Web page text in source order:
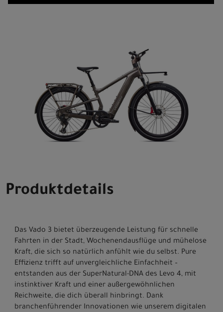
Produktdetails
Das Vado 3 bietet überzeugende Leistung für schnelle
Fahrten in der Stadt, Wochenendausflüge und mühelose
Kraft, die sich so natürlich anfühlt wie du selbst. Pure
Effizienz trifft auf unvergleichliche Einfachheit –
entstanden aus der SuperNatural-DNA des Levo 4, mit
instinktiver Kraft und einer außergewöhnlichen
Reichweite, die dich überall hinbringt. Dank
branchenführender Innovationen wie unserem digitalen